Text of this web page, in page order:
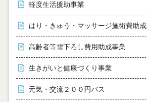
軽度生活援助事業
はり・きゅう・マッサージ施術費助成
高齢者等雪下ろし費用助成事業
生きがいと健康づくり事業
元気・交流２００円バス